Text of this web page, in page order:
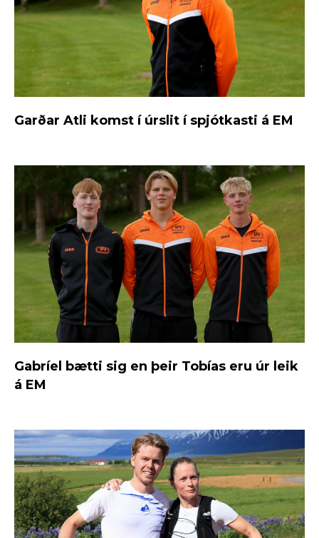
Garðar Atli komst í úrslit í spjótkasti á EM
Gabríel bætti sig en þeir Tobías eru úr leik
á EM